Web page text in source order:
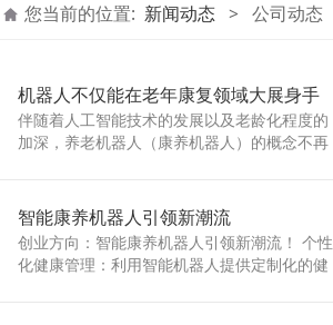
您当前的位置: 新闻动态 > 公司动态
机器人不仅能在老年康复领域大展身手
伴随着人工智能技术的发展以及老龄化程度的
加深，养老机器人（康养机器人）的概念不再
还能替代一部分护工的工作，并有望成为老人
的“精神伴侣”
智能康养机器人引领新潮流
创业方向：智能康养机器人引领新潮流！ 个性
化健康管理：利用智能机器人提供定制化的健